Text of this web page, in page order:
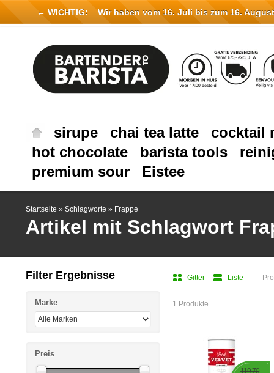
sirupe chai tea latte
cocktail
hot chocolate
barista tools
premium sour
Eistee
Startseite » Schlagworte » Frappe
Artikel mit Schlagwort
Gitter Liste
1 Produkte
119,70
Filter Ergebnisse
Marke
Preis
← WICHTIG: Wir haben vom 16. Juli bis zum 16.